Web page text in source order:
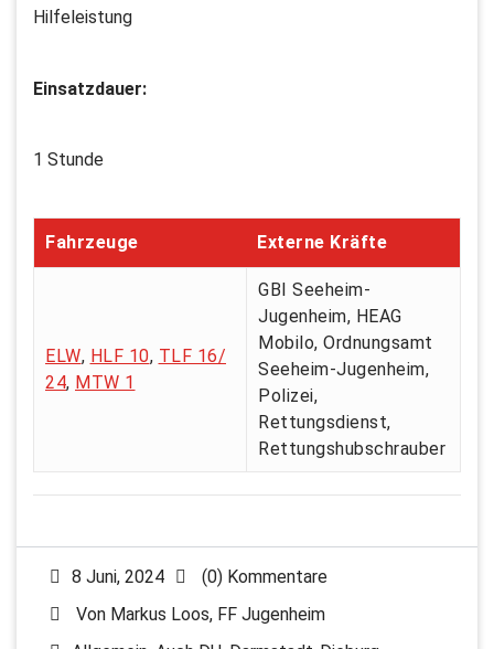
Hilfeleistung
Einsatzdauer:
1 Stunde
Fahrzeuge Externe Kräfte
ELW, HLF 10, TLF 16/
24, MTW 1
GBI Seeheim-
Jugenheim, HEAG
Mobilo, Ordnungsamt
Seeheim-Jugenheim,
Polizei,
Rettungsdienst,
Rettungshubschrauber
8 Juni, 2024
(0) Kommentare
Von Markus Loos, FF Jugenheim